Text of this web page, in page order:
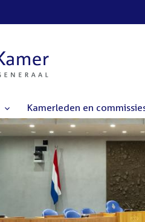
Kamerleden en